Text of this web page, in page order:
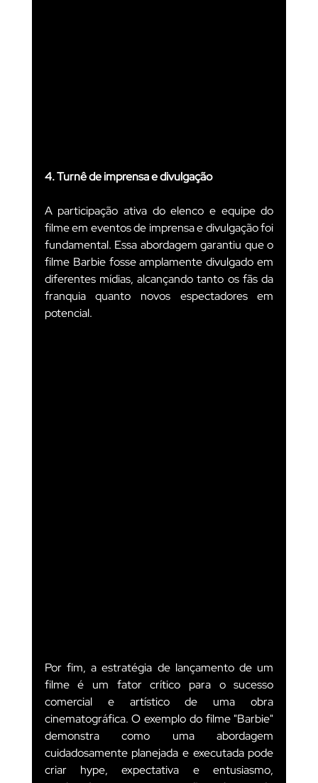
4. Turnê de imprensa e divulgação
A participação ativa do elenco e equipe do
filme em eventos de imprensa e divulgação foi
fundamental. Essa abordagem garantiu que o
filme Barbie fosse amplamente divulgado em
diferentes mídias, alcançando tanto os fãs da
franquia quanto novos espectadores em
potencial.
Por fim, a estratégia de lançamento de um
filme é um fator crítico para o sucesso
comercial e artístico de uma obra
cinematográfica. O exemplo do filme "Barbie"
demonstra como uma abordagem
cuidadosamente planejada e executada pode
criar hype, expectativa e entusiasmo,